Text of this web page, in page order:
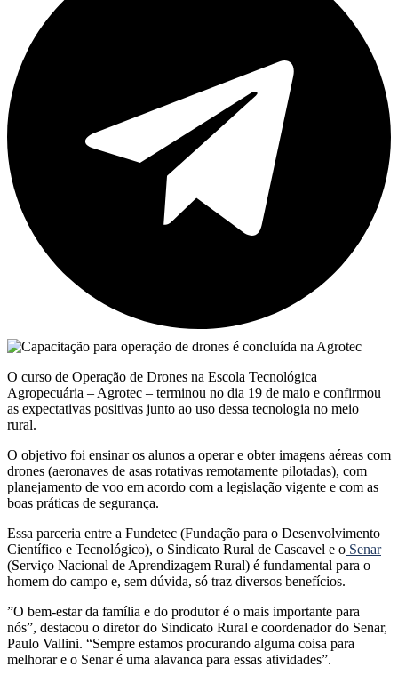
O curso de Operação de Drones na Escola Tecnológica
Agropecuária – Agrotec – terminou no dia 19 de maio e confirmou
as expectativas positivas junto ao uso dessa tecnologia no meio
rural.
O objetivo foi ensinar os alunos a operar e obter imagens aéreas com
drones (aeronaves de asas rotativas remotamente pilotadas), com
planejamento de voo em acordo com a legislação vigente e com as
boas práticas de segurança.
Essa parceria entre a Fundetec (Fundação para o Desenvolvimento
Científico e Tecnológico), o Sindicato Rural de Cascavel e o Senar
(Serviço Nacional de Aprendizagem Rural) é fundamental para o
homem do campo e, sem dúvida, só traz diversos benefícios.
”O bem-estar da família e do produtor é o mais importante para
nós”, destacou o diretor do Sindicato Rural e coordenador do Senar,
Paulo Vallini. “Sempre estamos procurando alguma coisa para
melhorar e o Senar é uma alavanca para essas atividades”.